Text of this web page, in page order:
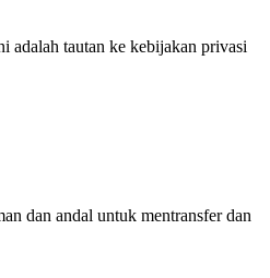
adalah tautan ke kebijakan privasi
dan andal untuk mentransfer dan